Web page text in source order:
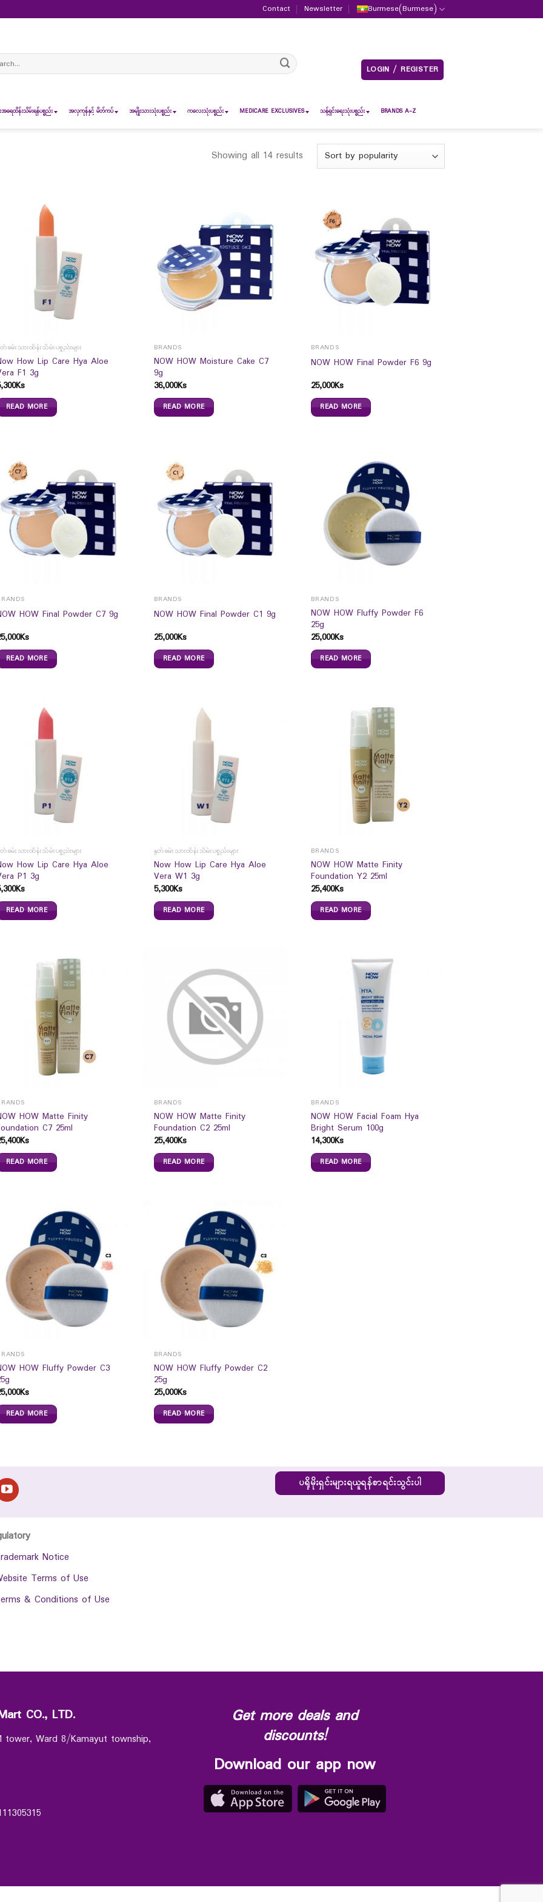
Contact Newsletter Burmese(Burmese)
LOGIN / REGISTER
ရေထိန်းသိမ်းရန်ပစ္စည်း အလှကုန်နှင့် မိတ်ကပ် အမျိုးသားသုံးပစ္စည်း ကလေးသုံးပစ္စည်း MEDICARE EXCLUSIVES သန့်ရှင်းရေးသုံးပစ္စည်း BRANDS A-Z
Showing all 14 results
ခမ်းသားထိန်းသိမ်းပစ္စည်းများ
How Lip Care Hya Aloe
F1 3g
Ks
READ MORE
BRANDS
NOW HOW Moisture Cake C7
9g
36,000Ks
READ MORE
BRANDS
NOW HOW Final Powder F6 9g
25,000Ks
READ MORE
HOW Final Powder C7 9g
Ks
READ MORE
BRANDS
NOW HOW Final Powder C1 9g
25,000Ks
READ MORE
BRANDS
NOW HOW Fluffy Powder F6
25g
25,000Ks
READ MORE
ခမ်းသားထိန်းသိမ်းပစ္စည်းများ
How Lip Care Hya Aloe
P1 3g
Ks
READ MORE
နှုတ်ခမ်းသားထိန်းသိမ်းပစ္စည်းများ
Now How Lip Care Hya Aloe
Vera W1 3g
5,300Ks
READ MORE
BRANDS
NOW HOW Matte Finity
Foundation Y2 25ml
25,400Ks
READ MORE
HOW Matte Finity
C7 25ml
Ks
READ MORE
BRANDS
NOW HOW Matte Finity
Foundation C2 25ml
25,400Ks
READ MORE
BRANDS
NOW HOW Facial Foam Hya
Bright Serum 100g
14,300Ks
READ MORE
HOW Fluffy Powder C3
Ks
READ MORE
BRANDS
NOW HOW Fluffy Powder C2
25g
25,000Ks
READ MORE
ပရိုမိုးရှင်းများရယူရန်စာရင်းသွင်းပါ
Notice
Terms of Use
& Conditions of Use
CO., LTD.
tower, Ward 8/Kamayut township,
Get more deals and
discounts!
Download our app now